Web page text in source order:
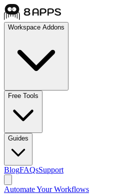
Workspace Addons
Free Tools
Guides
BlogFAQsSupport
Automate Your Workflows